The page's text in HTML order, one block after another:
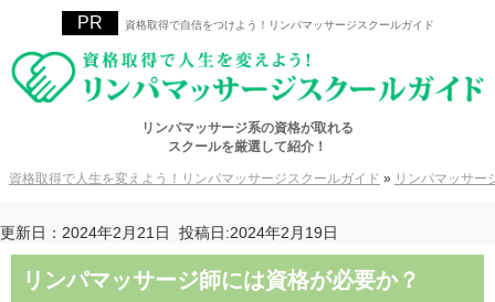
資格取得で自信をつけよう！リンパマッサージスクールガイド
リンパマッサージ系の資格が取れる
スクールを厳選して紹介！
資格取得で人生を変えよう！リンパマッサージスクールガイド » リンパマッサー
更新日：2024年2月21日 投稿日:2024年2月19日
リンパマッサージ師には資格が必要か？